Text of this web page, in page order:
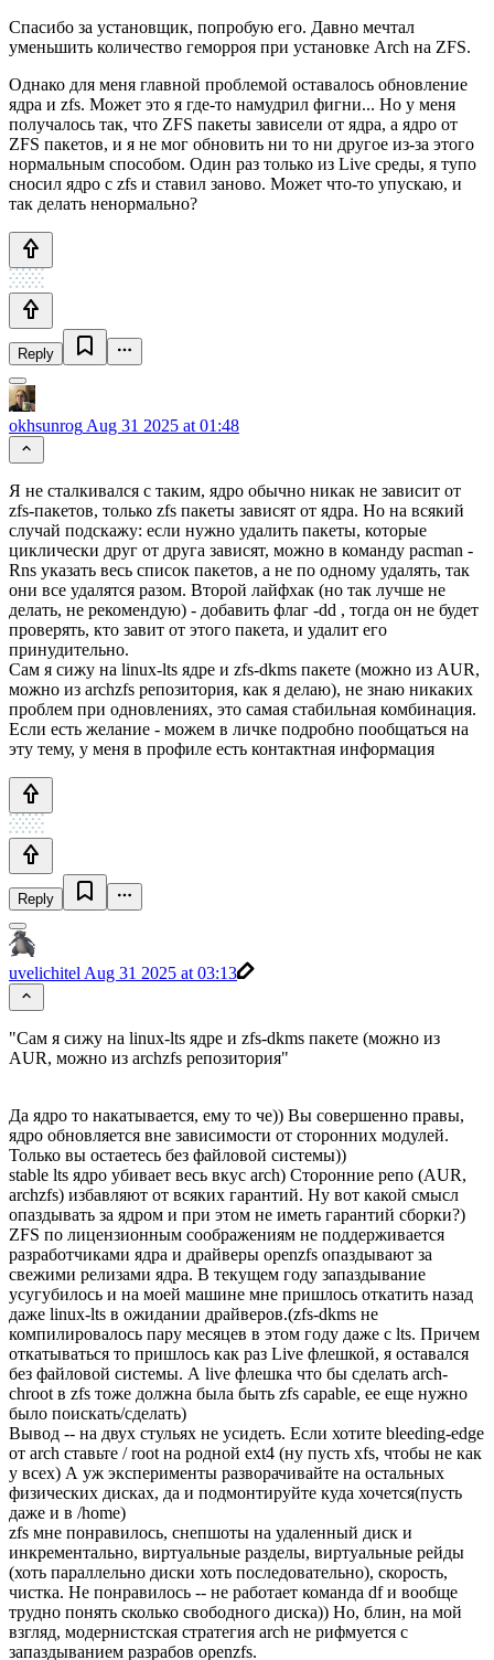
Спасибо за установщик, попробую его. Давно мечтал
уменьшить количество геморроя при установке Arch на ZFS.
Однако для меня главной проблемой оставалось обновление
ядра и zfs. Может это я где-то намудрил фигни... Но у меня
получалось так, что ZFS пакеты зависели от ядра, а ядро от
ZFS пакетов, и я не мог обновить ни то ни другое из-за этого
нормальным способом. Один раз только из Live среды, я тупо
сносил ядро с zfs и ставил заново. Может что-то упускаю, и
так делать ненормально?
Reply
okhsunrog Aug 31 2025 at 01:48
Я не сталкивался с таким, ядро обычно никак не зависит от
zfs-пакетов, только zfs пакеты зависят от ядра. Но на всякий
случай подскажу: если нужно удалить пакеты, которые
циклически друг от друга зависят, можно в команду pacman -
Rns указать весь список пакетов, а не по одному удалять, так
они все удалятся разом. Второй лайфхак (но так лучше не
делать, не рекомендую) - добавить флаг -dd , тогда он не будет
проверять, кто завит от этого пакета, и удалит его
принудительно.
Сам я сижу на linux-lts ядре и zfs-dkms пакете (можно из AUR,
можно из archzfs репозитория, как я делаю), не знаю никаких
проблем при одновлениях, это самая стабильная комбинация.
Если есть желание - можем в личке подробно пообщаться на
эту тему, у меня в профиле есть контактная информация
Reply
uvelichitel Aug 31 2025 at 03:13
"Сам я сижу на linux-lts ядре и zfs-dkms пакете (можно из
AUR, можно из archzfs репозитория"
Да ядро то накатывается, ему то че)) Вы совершенно правы,
ядро обновляется вне зависимости от сторонних модулей.
Только вы остаетесь без файловой системы))
stable lts ядро убивает весь вкус arch) Сторонние репо (AUR,
archzfs) избавляют от всяких гарантий. Ну вот какой смысл
опаздывать за ядром и при этом не иметь гарантий сборки?)
ZFS по лицензионным соображениям не поддерживается
разработчиками ядра и драйверы openzfs опаздывают за
свежими релизами ядра. В текущем году запаздывание
усугубилось и на моей машине мне пришлось откатить назад
даже linux-lts в ожидании драйверов.(zfs-dkms не
компилировалось пару месяцев в этом году даже с lts. Причем
откатываться то пришлось как раз Live флешкой, я оставался
без файловой системы. А live флешка что бы сделать arch-
chroot в zfs тоже должна была быть zfs capable, ее еще нужно
было поискать/сделать)
Вывод -- на двух стульях не усидеть. Если хотите bleeding-edge
от arch ставьте / root на родной ext4 (ну пусть xfs, чтобы не как
у всех) А уж эксперименты разворачивайте на остальных
физических дисках, да и подмонтируйте куда хочется(пусть
даже и в /home)
zfs мне понравилось, снепшоты на удаленный диск и
инкрементально, виртуальные разделы, виртуальные рейды
(хоть параллельно диски хоть последовательно), скорость,
чистка. Не понравилось -- не работает команда df и вообще
трудно понять сколько свободного диска)) Но, блин, на мой
взгляд, модернистская стратегия arch не рифмуется с
запаздыванием разрабов openzfs.